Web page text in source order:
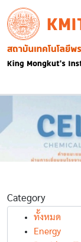
Skip to main content
Image
Category
ทั้งหมด
Energy